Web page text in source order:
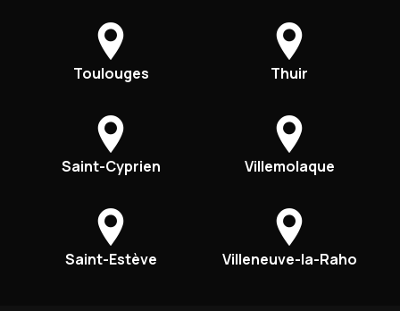
Toulouges Thuir
Saint-Cyprien Villemolaque
Saint-Estève Villeneuve-la-Raho